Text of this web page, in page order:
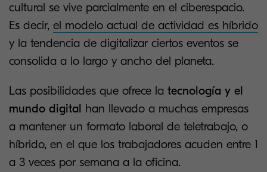
cultural se vive parcialmente en el ciberespacio.
Es decir, el modelo actual de actividad es híbrido
y la tendencia de digitalizar ciertos eventos se
consolida a lo largo y ancho del planeta.
Las posibilidades que ofrece la tecnología y el
mundo digital han llevado a muchas empresas
a mantener un formato laboral de teletrabajo, o
híbrido, en el que los trabajadores acuden entre 1
a 3 veces por semana a la oficina.